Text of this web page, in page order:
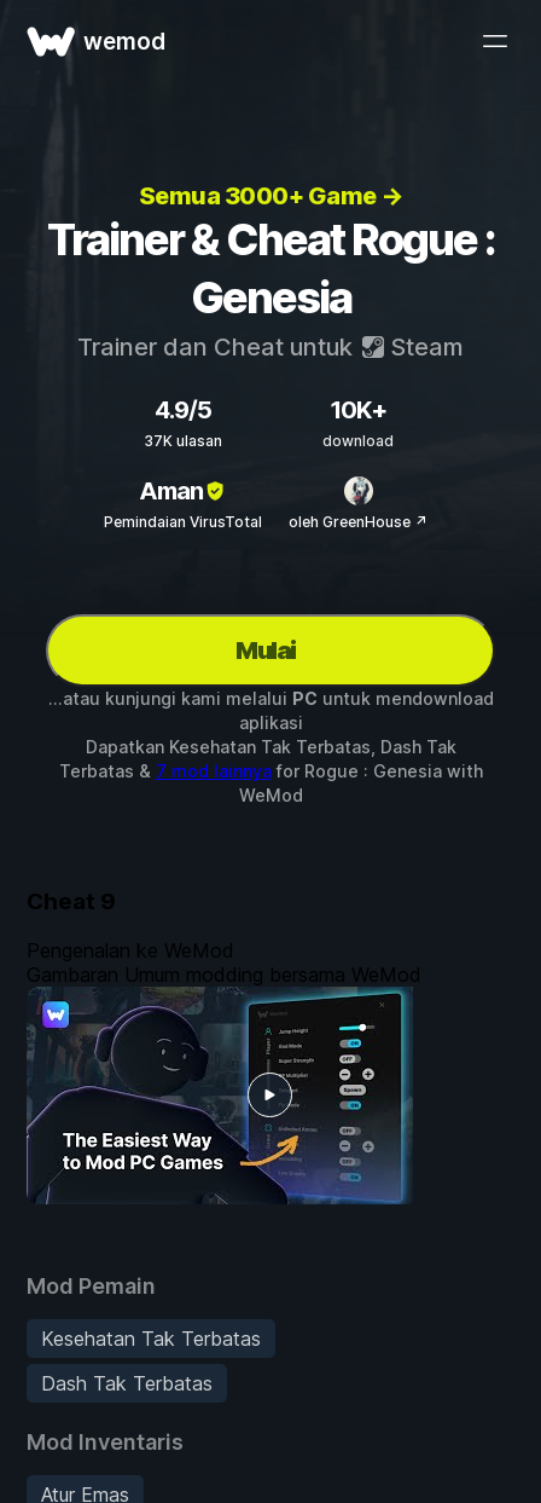
wemod
Semua 3000+ Game →
Trainer & Cheat Rogue :
Genesia
Trainer dan Cheat untuk Steam
4.9/5
37K ulasan
10K+
download
Aman
Pemindaian VirusTotal oleh GreenHouse ↗
Mulai
...atau kunjungi kami melalui PC untuk mendownload
aplikasi
Dapatkan Kesehatan Tak Terbatas, Dash Tak
Terbatas & 7 mod lainnyafor Rogue : Genesiawith
WeMod
Cheat 9
Mod Pemain
Kesehatan Tak Terbatas
Dash Tak Terbatas
Mod Inventaris
Atur Emas
Pengenalan ke WeMod
Gambaran Umum modding bersama WeMod